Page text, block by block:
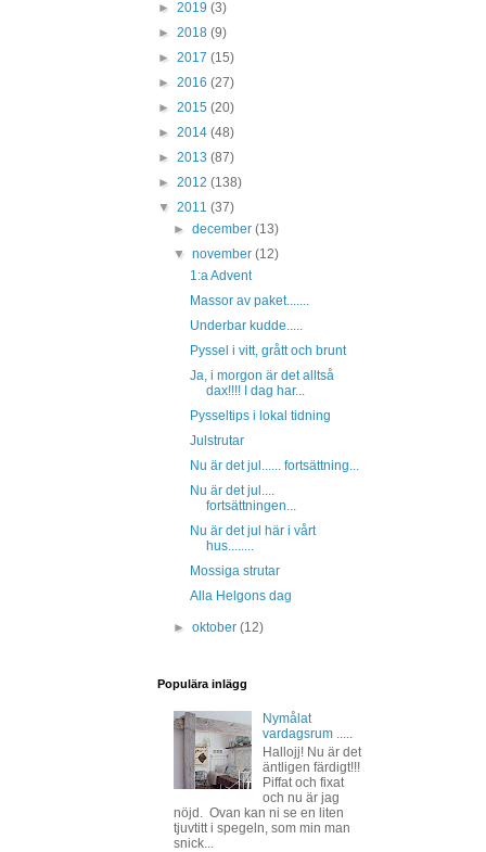
► 2019 (3)
► 2018 (9)
► 2017 (15)
► 2016 (27)
► 2015 (20)
► 2014 (48)
► 2013 (87)
► 2012 (138)
▼ 2011 (37)
►december(13)
▼november(12)
1:a Advent
Massor av paket.......
Underbar kudde.....
Pyssel i vitt, grått och brunt
Ja, i morgon är det alltså
dax!!!! I dag har...
Pysseltips i lokal tidning
Julstrutar
Nu är det jul...... fortsättning...
Nu är det jul....
fortsättningen...
Nu är det jul här i vårt
hus........
Mossiga strutar
Alla Helgons dag
►oktober(12)
Populära inlägg
Nymålat
vardagsrum .....
Hallojj! Nu är det
äntligen färdigt!!!
Piffat och fixat
och nu är jag
nöjd. Ovan kan ni se en liten
tjuvtitt i spegeln, som min man
snick...